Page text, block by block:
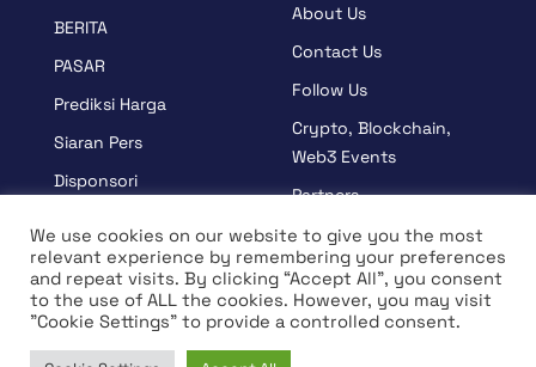
BERITA
PASAR
Prediksi Harga
Siaran Pers
Disponsori
Wawancara
About Us
Contact Us
Follow Us
Crypto, Blockchain,
Web3 Events
Partners
Terms And Condition
Privacy Policy
© Hak Cipta 2026 Semua Hak Dilindungi Undang-Undang |
We use cookies on our website to give you the most
relevant experience by remembering your preferences
and repeat visits. By clicking “Accept All”, you consent
to the use of ALL the cookies. However, you may visit
"Cookie Settings" to provide a controlled consent.